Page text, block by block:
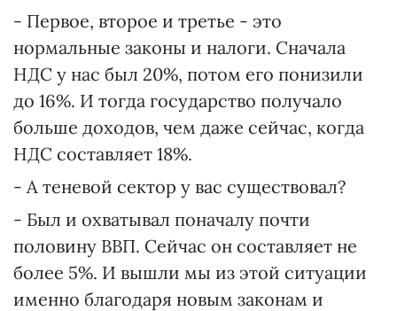
- Первое, второе и третье - это
нормальные законы и налоги. Сначала
НДС у нас был 20%, потом его понизили
до 16%. И тогда государство получало
больше доходов, чем даже сейчас, когда
НДС составляет 18%.
- А теневой сектор у вас существовал?
- Был и охватывал поначалу почти
половину ВВП. Сейчас он составляет не
более 5%. И вышли мы из этой ситуации
именно благодаря новым законам и